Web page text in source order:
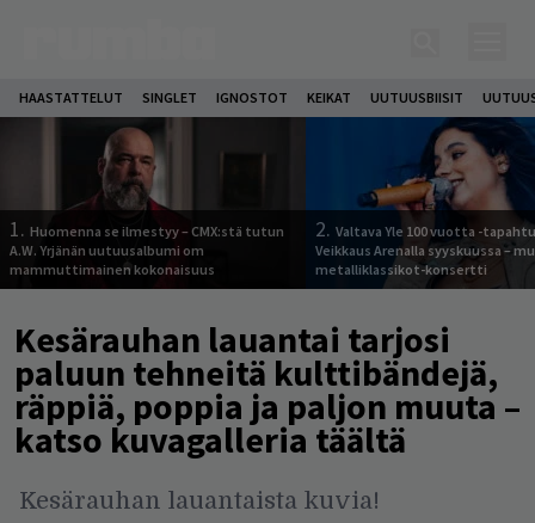
HAASTATTELUT SINGLET IGNOSTOT KEIKAT UUTUUSBIISIT
1. Huomenna se ilmestyy – CMX:stä tutun
A.W. Yrjänän uutuusalbumi om
mammuttimainen kokonaisuus
2. Valtava Yle 100 vuotta -
Veikkaus Arenalla syyskuussa –
metalliklassikot-konsertti
Kesärauhan lauantai tarjosi
paluun tehneitä kulttibändejä,
räppiä, poppia ja paljon muuta –
katso kuvagalleria täältä
Kesärauhan lauantaista kuvia!